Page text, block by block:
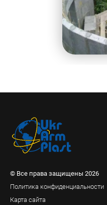
© Все права защищены 2026
Политика конфиденциальности
Карта сайта